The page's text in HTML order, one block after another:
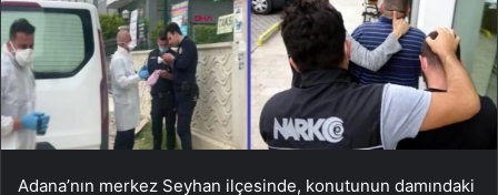
Adana’nın merkez Seyhan ilçesinde, konutunun damındaki